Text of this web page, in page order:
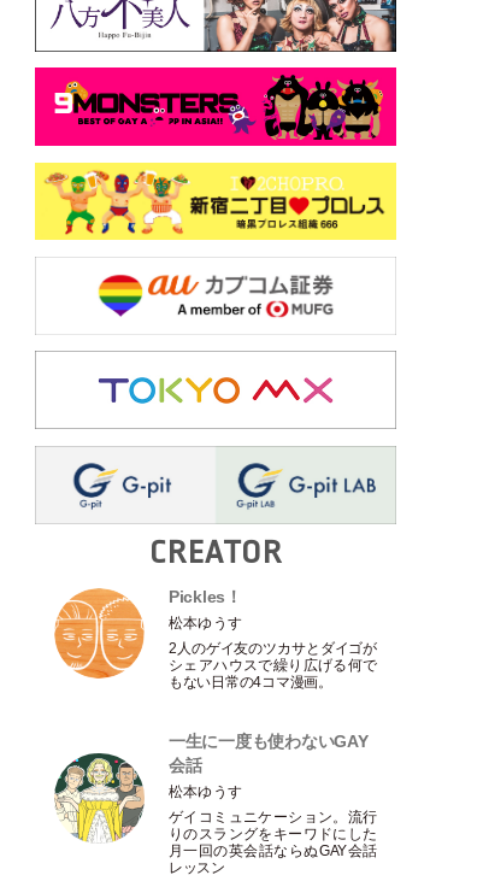
CREATOR
Pickles！
松本ゆうす
2人のゲイ友のツカサとダイゴが
シェアハウスで繰り広げる何で
もない日常の4コマ漫画。
一生に一度も使わないGAY
会話
松本ゆうす
ゲイコミュニケーション。流行
りのスラングをキーワドにした
月一回の英会話ならぬGAY会話
レッスン